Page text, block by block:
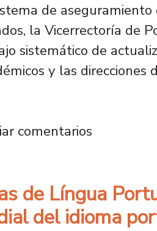
de
la Vicerrectoría de
sistemático de
y las direcciones
apoya
comentarios
de Língua
del idioma